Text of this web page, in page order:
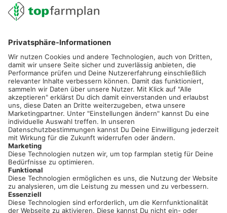
02501 801 44 84
service@topfarmplan.de
Sei immer auf dem Laufenden!
Neue Features, spannende Tipps und hilfreiche Anleitungen!
Registriere dich kostenlos!